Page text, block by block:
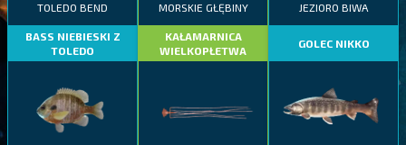
TOLEDO BEND
BASS NIEBIESKI Z
TOLEDO
MORSKIE GŁĘBINY
KAŁAMARNICA
WIELKOPŁETWA
JEZIORO BIWA
GOLEC NIKKO